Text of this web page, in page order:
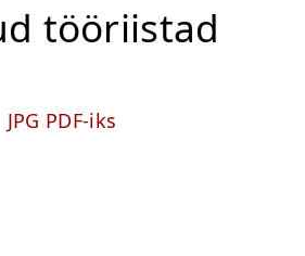
tööriistad
JPG PDF-iks